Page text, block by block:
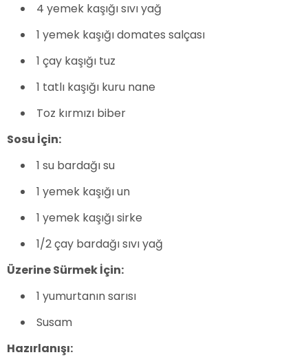
4 yemek kaşığı sıvı yağ
1 yemek kaşığı domates salçası
1 çay kaşığı tuz
1 tatlı kaşığı kuru nane
Toz kırmızı biber
Sosu İçin:
1 su bardağı su
1 yemek kaşığı un
1 yemek kaşığı sirke
1/2 çay bardağı sıvı yağ
Üzerine Sürmek İçin:
1 yumurtanın sarısı
Susam
Hazırlanışı: